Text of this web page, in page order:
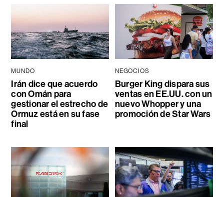
MUNDO
Irán dice que acuerdo
con Omán para
gestionar el estrecho de
Ormuz está en su fase
final
NEGOCIOS
Burger King dispara sus
ventas en EE.UU. con un
nuevo Whopper y una
promoción de Star Wars